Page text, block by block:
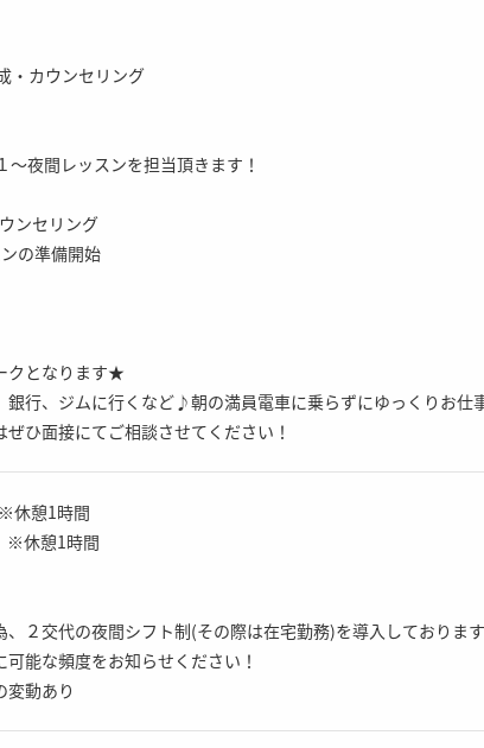
カウンセリング
間レッスンを担当頂きます！
セリング
の準備開始
クとなります★
銀行、ジムに行くなど♪朝の満員電車に乗らずにゆっくりお
ひ面接にてご相談させてください！
休憩1時間
※休憩1時間
２交代の夜間シフト制(その際は在宅勤務)を導入しておりま
能な頻度をお知らせください！
動あり